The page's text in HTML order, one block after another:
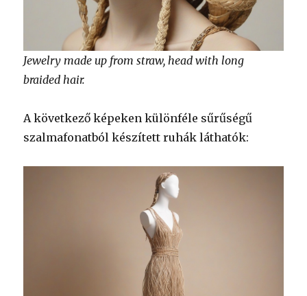
Jewelry made up from straw, head with long
braided hair.
A következő képeken különféle sűrűségű
szalmafonatból készített ruhák láthatók: